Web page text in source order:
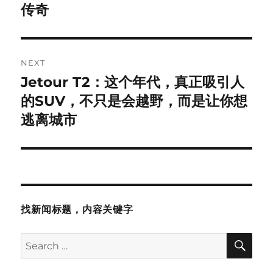
传奇
NEXT
Next
post:
Jetour T2：这个年代，真正吸引人
的SUV，不只是会越野，而是让你想
逃离城市
找新闻标题，内容关键字
Search
for: